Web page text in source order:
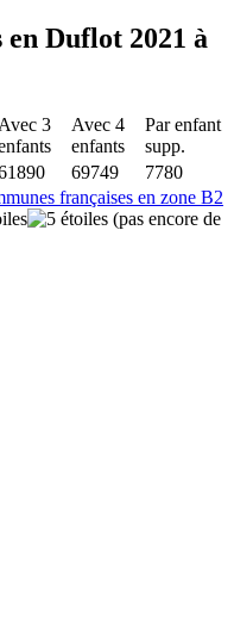
en Duflot 2021 à
Avec 3
Avec 4
enfants
Par enfant
supp.
69749
7780
françaises en zone B2
(pas encore de